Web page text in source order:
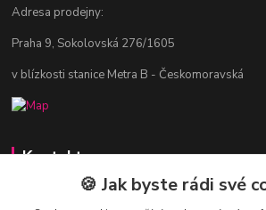
Adresa prodejny:
Praha 9, Sokolovská 276/1605
v blízkosti stanice Metra B - Českomoravská
Kontakty
Jitka Vlasáková
🍪 Jak byste rádi své